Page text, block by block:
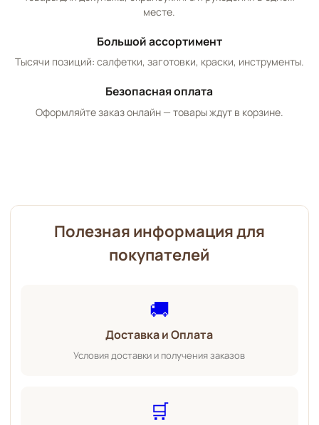
месте.
Большой ассортимент
Тысячи позиций: салфетки, заготовки, краски, инструменты.
Безопасная оплата
Оформляйте заказ онлайн — товары ждут в корзине.
Полезная информация для
покупателей
🚚
Доставка и Оплата
Условия доставки и получения заказов
🛒